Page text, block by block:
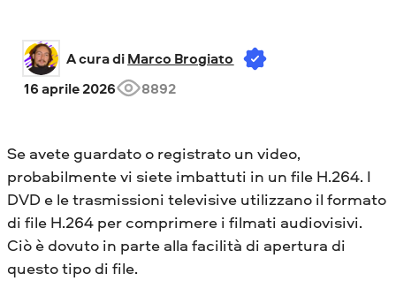
A cura di Marco Brogiato
16 aprile 2026
8892
Se avete guardato o registrato un video,
probabilmente vi siete imbattuti in un file H.264. I
DVD e le trasmissioni televisive utilizzano il formato
di file H.264 per comprimere i filmati audiovisivi.
Ciò è dovuto in parte alla facilità di apertura di
questo tipo di file.